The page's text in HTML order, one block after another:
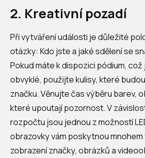
2. Kreativní pozadí
Při vytváření události je důležité
otázky: Kdo jste a jaké sdělení se
Pokud máte k dispozici pódium, což
obvyklé, použijte kulisy, které
značku. Věnujte čas výběru barev,
které upoutají pozornost. V
rozpočtu jsou jednou z možností
obrazovky vám poskytnou
zobrazení značky, obrázků a